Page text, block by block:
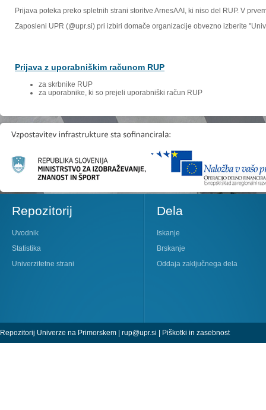
Prijava poteka preko spletnih strani storitve ArnesAAI, ki niso del RUP. V
Zaposleni UPR (@upr.si) pri izbiri domače organizacije obvezno izberite
Prijava z uporabniškim računom RUP
za skrbnike RUP
za uporabnike, ki so prejeli uporabniški račun RUP
Repozitorij
Uvodnik
Statistika
Univerzitetne strani
Dela
Iskanje
Brskanje
Oddaja zaključnega dela
Repozitorij Univerze na Primorskem | rup@upr.si | Piškotki in zasebnost